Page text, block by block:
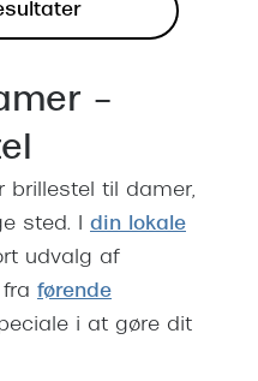
–
brillestel til damer,
sted. I din lokale
udvalg af
førende
i at gøre dit